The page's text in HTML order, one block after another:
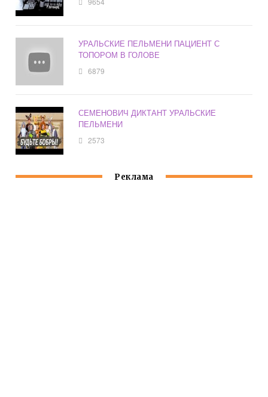
УРАЛЬСКИЕ ПЕЛЬМЕНИ ПАЦИЕНТ С
ТОПОРОМ В ГОЛОВЕ
6879
СЕМЕНОВИЧ ДИКТАНТ УРАЛЬСКИЕ
ПЕЛЬМЕНИ
2573
Реклама